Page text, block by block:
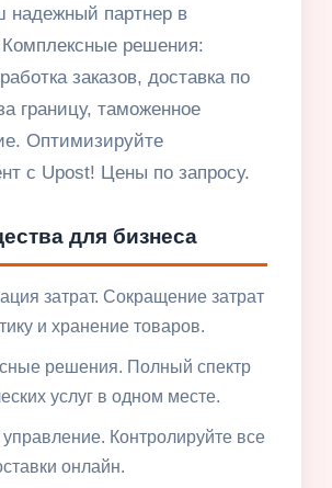
надежный партнер в
Комплексные решения:
заказов, доставка по
границу, таможенное
Оптимизируйте
с Upost! Цены по запросу.
для бизнеса
затрат. Сокращение затрат
и хранение товаров.
решения. Полный спектр
услуг в одном месте.
Контролируйте все
онлайн.